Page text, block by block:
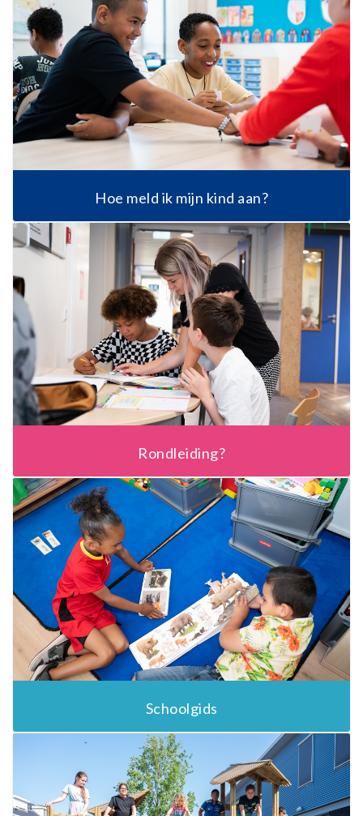
Hoe meld ik mijn kind aan?
Rondleiding?
Schoolgids